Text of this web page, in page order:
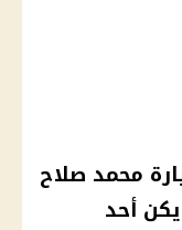
محمد صلاح
أحد